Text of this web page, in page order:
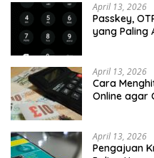
April 13, 2026
Passkey,
yang Paling
April 13, 2026
Cara
Online agar
April 13, 2026
Pengajuan